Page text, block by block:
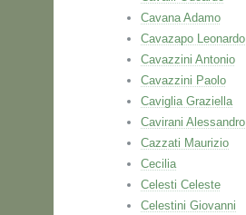
Cavana Adamo
Cavazapo Leonardo
Cavazzini Antonio
Cavazzini Paolo
Caviglia Graziella
Cavirani Alessandro
Cazzati Maurizio
Cecilia
Celesti Celeste
Celestini Giovanni